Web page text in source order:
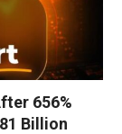
656%
Billion